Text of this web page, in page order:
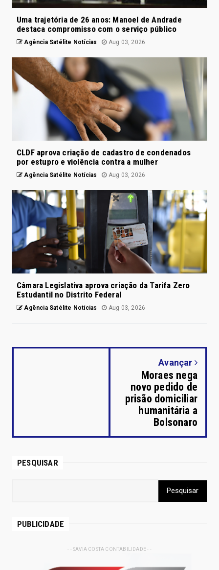
Uma trajetória de 26 anos: Manoel de Andrade
destaca compromisso com o serviço público
Agência Satélite Notícias Aug 03, 2026
CLDF aprova criação de cadastro de condenados
por estupro e violência contra a mulher
Agência Satélite Notícias Aug 03, 2026
Câmara Legislativa aprova criação da Tarifa Zero
Estudantil no Distrito Federal
Agência Satélite Notícias Aug 03, 2026
Avançar
Moraes nega
novo pedido de
prisão domiciliar
humanitária a
Bolsonaro
PESQUISAR
PUBLICIDADE
- - SAVIA COSTA CONTABILIDADE - -